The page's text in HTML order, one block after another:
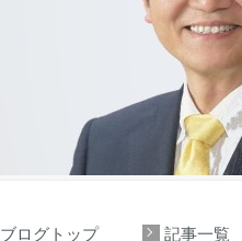
ブログトップ 記事一覧